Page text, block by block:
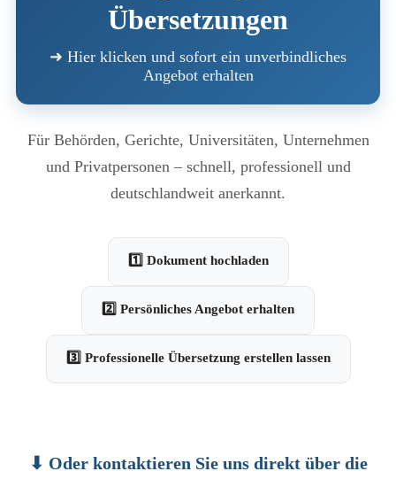
Übersetzungen
➜ Hier klicken und sofort ein unverbindliches
Angebot erhalten
Für Behörden, Gerichte, Universitäten, Unternehmen
und Privatpersonen – schnell, professionell und
deutschlandweit anerkannt.
1️⃣ Dokument hochladen
2️⃣ Persönliches Angebot erhalten
3️⃣ Professionelle Übersetzung erstellen lassen
⬇ Oder kontaktieren Sie uns direkt über die